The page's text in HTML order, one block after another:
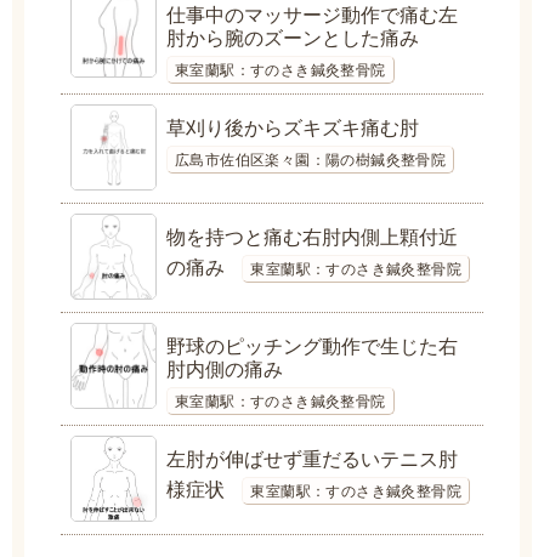
仕事中のマッサージ動作で痛む左
肘から腕のズーンとした痛み
東室蘭駅：すのさき鍼灸整骨院
草刈り後からズキズキ痛む肘
広島市佐伯区楽々園：陽の樹鍼灸整骨院
物を持つと痛む右肘内側上顆付近
の痛み
東室蘭駅：すのさき鍼灸整骨院
野球のピッチング動作で生じた右
肘内側の痛み
東室蘭駅：すのさき鍼灸整骨院
左肘が伸ばせず重だるいテニス肘
様症状
東室蘭駅：すのさき鍼灸整骨院